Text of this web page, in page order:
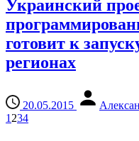
Украинский
готовит к
регионах
20.05.2015
1 234